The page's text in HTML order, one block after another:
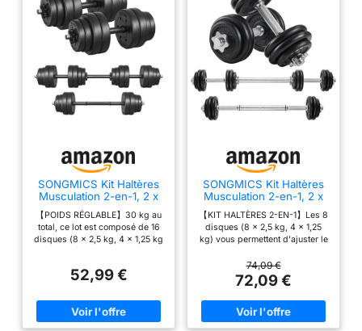
SONGMICS Kit Haltères
Musculation 2-en-1, 2 x
15 kg, Poids Réglable,
Revêtement en Plastique,
Fitnesse, Musculation, à
la Maison, avec Barre
Supplémentaire en Acier,
Noir d'Encre SYL30HBK
【POIDS RÉGLABLE】30 kg au
total, ce lot est composé de 16
disques (8 x 2,5 kg, 4 x 1,25 kg
vous pouvez relier les 2
un haltère long de 30 kg
【ANTI-DÉRAPANT &
SILENCIEUX】Grâce à leur
52,99 €
SONGMICS Kit Haltères
Musculation 2-en-1, 2 x
15 kg, avec Barre
d’Extension en Acier,
Poids Ajustable, Fitness,
Musculation, Levée de
d'Encre SYL30LBK
【KIT HALTÈRES 2-EN-1】Les 8
disques (8 x 2,5 kg, 4 x 1,25
kg) vous permettent d'ajuster le
d'entraînement ; ce set de 2
haltères peut être assemblé
pour créer un haltère long de 30
kg 【ANTI-DÉRAPANT &
SILENCIEUX】Grâce à leur
surface moletée, les barres de
74,09 €
72,09 €